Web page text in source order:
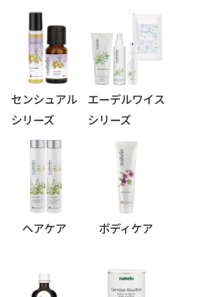
センシュアル
シリーズ
エーデルワイス
シリーズ
ヘアケア ボディケア